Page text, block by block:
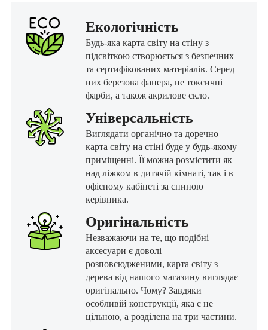
Екологічність
Будь-яка карта світу на стіну з
підсвіткою створюється з безпечних
та сертифікованих матеріалів. Серед
них березова фанера, не токсичні
фарби, а також акрилове скло.
Універсальність
Виглядати органічно та доречно
карта світу на стіні буде у будь-якому
приміщенні. Її можна розмістити як
над ліжком в дитячій кімнаті, так і в
офісному кабінеті за спиною
керівника.
Оригінальність
Незважаючи на те, що подібні
аксесуари є доволі
розповсюдженими, карта світу з
дерева від нашого магазину виглядає
оригінально. Чому? Завдяки
особливій конструкції, яка є не
цільною, а розділена на три частини.